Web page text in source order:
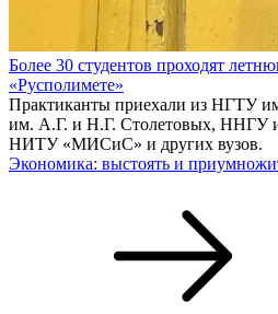
Более 30 студентов проходят
«Русполимете»
Практиканты приехали из НГТУ
им. А.Г. и Н.Г. Столетовых, ННГУ
НИТУ «МИСиС» и других вузов.
Экономика: выстоять и